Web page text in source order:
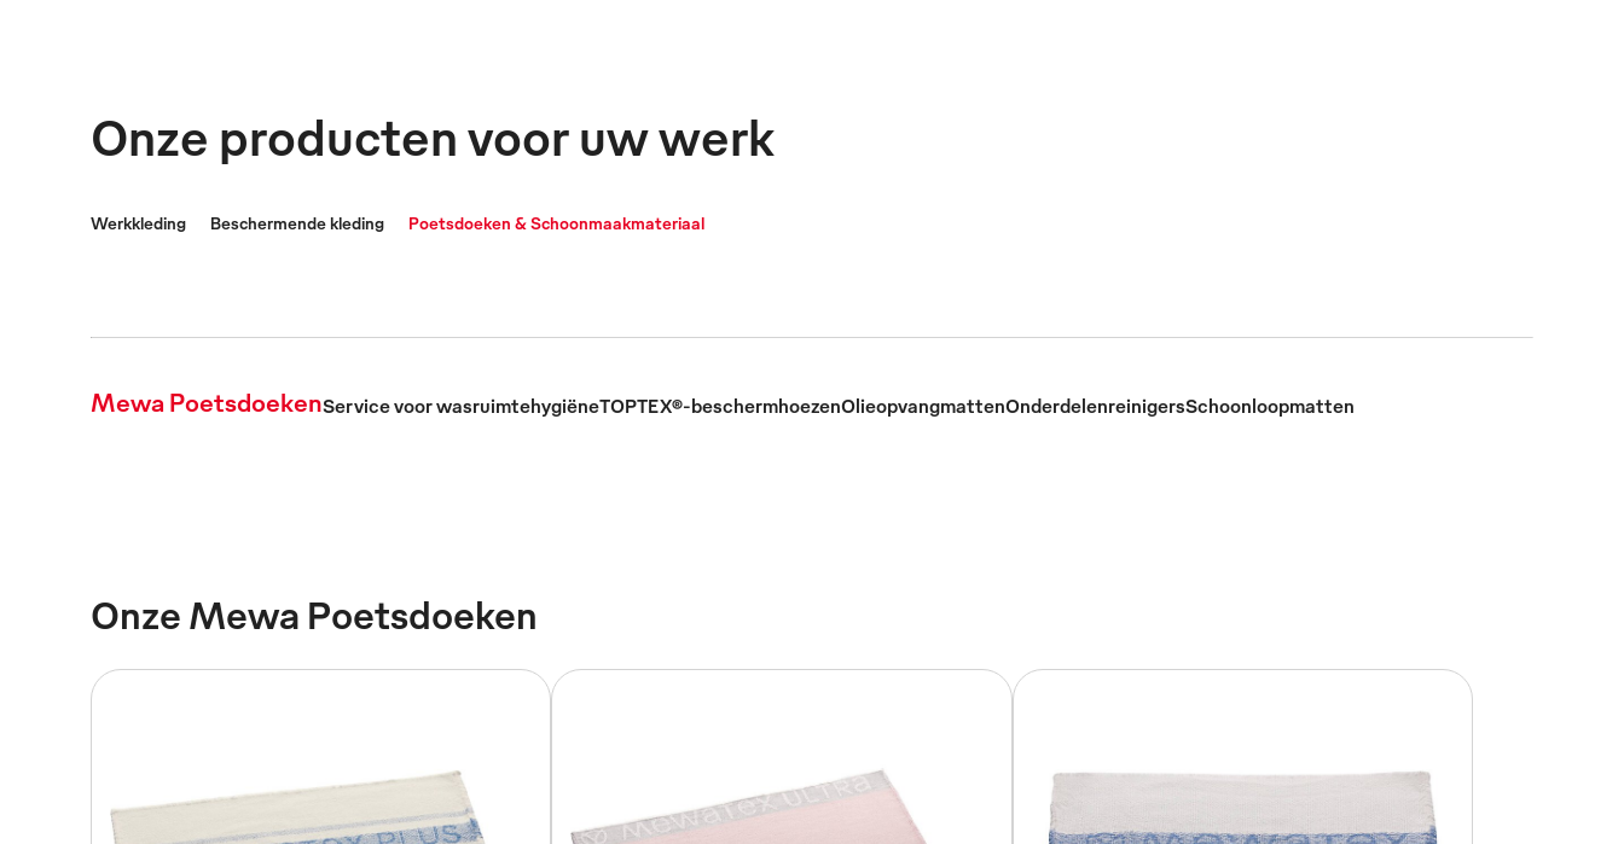
Onze producten voor uw werk
Werkkleding Beschermende kleding Poetsdoeken & Schoonmaakmateriaal
Mewa PoetsdoekenService voor wasruimtehygiëneTOPTEX®-beschermhoezenOlieopvangmattenOnderdelenreinigersSchoonloopmatten
Onze Mewa Poetsdoeken